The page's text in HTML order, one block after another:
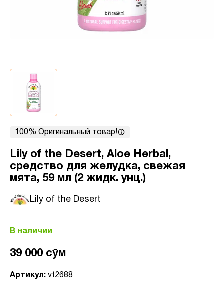
100% Оригинальный товар!
Lily of the Desert, Aloe Herbal,
средство для желудка, свежая
мята, 59 мл (2 жидк. унц.)
Lily of the Desert
В наличии
39 000 сӯм
Артикул: vt2688